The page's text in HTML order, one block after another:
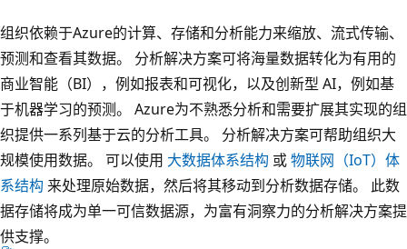
组织依赖于Azure的计算、存储和分析能力来缩放、流式传输、
预测和查看其数据。 分析解决方案可将海量数据转化为有用的
商业智能（BI），例如报表和可视化，以及创新型 AI，例如基
于机器学习的预测。 Azure为不熟悉分析和需要扩展其实现的组
织提供一系列基于云的分析工具。 分析解决方案可帮助组织大
规模使用数据。 可以使用 大数据体系结构 或物联网（IoT）体
系结构 来处理原始数据，然后将其移动到分析数据存储。 此数
据存储将成为单一可信数据源，为富有洞察力的分析解决方案提
供支撑。